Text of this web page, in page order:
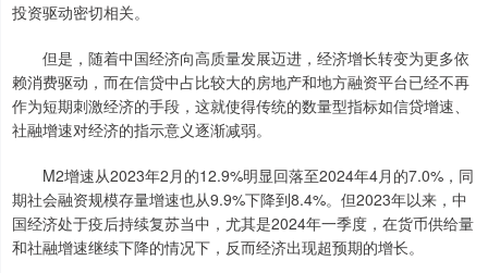
投资驱动密切相关。
但是，随着中国经济向高质量发展迈进，经济增长转变为更多依
赖消费驱动，而在信贷中占比较大的房地产和地方融资平台已经不再
作为短期刺激经济的手段，这就使得传统的数量型指标如信贷增速、
社融增速对经济的指示意义逐渐减弱。
M2增速从2023年2月的12.9%明显回落至2024年4月的7.0%，同
期社会融资规模存量增速也从9.9%下降到8.4%。但2023年以来，中
国经济处于疫后持续复苏当中，尤其是2024年一季度，在货币供给量
和社融增速继续下降的情况下，反而经济出现超预期的增长。